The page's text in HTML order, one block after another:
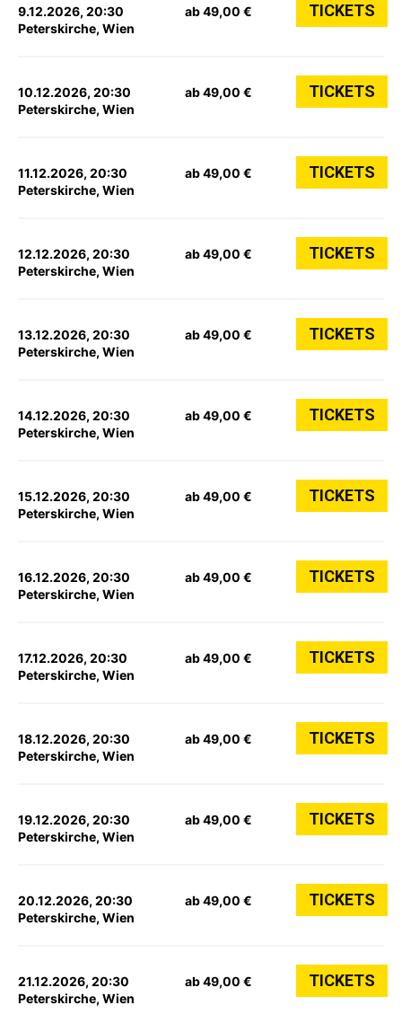
9.12.2026, 20:30
Peterskirche, Wien
ab 49,00 € TICKETS
10.12.2026, 20:30
Peterskirche, Wien
ab 49,00 € TICKETS
11.12.2026, 20:30
Peterskirche, Wien
ab 49,00 € TICKETS
12.12.2026, 20:30
Peterskirche, Wien
ab 49,00 € TICKETS
13.12.2026, 20:30
Peterskirche, Wien
ab 49,00 € TICKETS
14.12.2026, 20:30
Peterskirche, Wien
ab 49,00 € TICKETS
15.12.2026, 20:30
Peterskirche, Wien
ab 49,00 € TICKETS
16.12.2026, 20:30
Peterskirche, Wien
ab 49,00 € TICKETS
17.12.2026, 20:30
Peterskirche, Wien
ab 49,00 € TICKETS
18.12.2026, 20:30
Peterskirche, Wien
ab 49,00 € TICKETS
19.12.2026, 20:30
Peterskirche, Wien
ab 49,00 € TICKETS
20.12.2026, 20:30
Peterskirche, Wien
ab 49,00 € TICKETS
21.12.2026, 20:30
Peterskirche, Wien
ab 49,00 € TICKETS